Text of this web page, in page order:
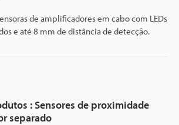
de amplificadores em cabo com LEDs
e até 8 mm de distância de detecção.
: Sensores de proximidade
separado